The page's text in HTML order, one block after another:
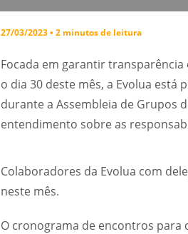
27/03/2023 • 2 minutos de leitura
Focada em garantir
o dia 30 deste mês, a Evolua
durante a Assembleia de Grupos
entendimento sobre as
Colaboradores da Evolua com
neste mês.
O cronograma de encontros para